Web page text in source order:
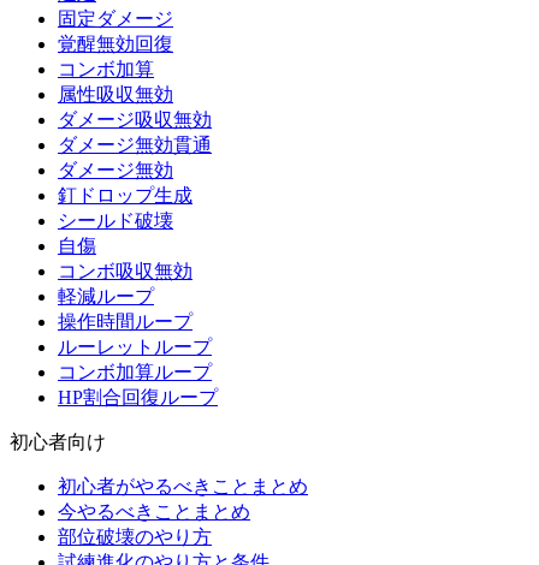
固定ダメージ
覚醒無効回復
コンボ加算
属性吸収無効
ダメージ吸収無効
ダメージ無効貫通
ダメージ無効
釘ドロップ生成
シールド破壊
自傷
コンボ吸収無効
軽減ループ
操作時間ループ
ルーレットループ
コンボ加算ループ
HP割合回復ループ
初心者向け
初心者がやるべきことまとめ
今やるべきことまとめ
部位破壊のやり方